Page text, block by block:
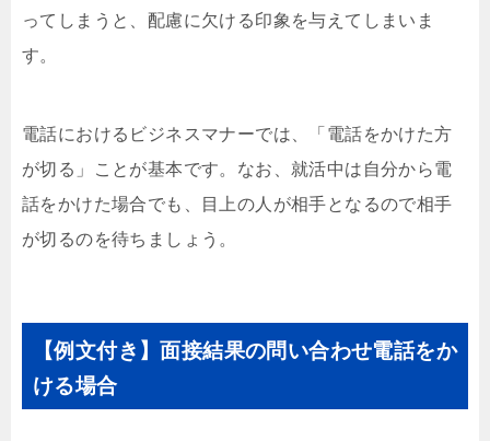
ってしまうと、配慮に欠ける印象を与えてしまいま
す。
電話におけるビジネスマナーでは、「電話をかけた方
が切る」ことが基本です。なお、就活中は自分から電
話をかけた場合でも、目上の人が相手となるので相手
が切るのを待ちましょう。
【例文付き】面接結果の問い合わせ電話をか
ける場合